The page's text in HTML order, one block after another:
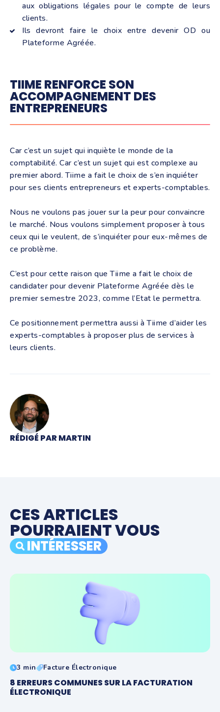
aux obligations légales pour le compte de leurs
clients.
Ils devront faire le choix entre devenir OD ou
Plateforme Agréée.
TIIME RENFORCE SON
ACCOMPAGNEMENT DES
ENTREPRENEURS
Car c’est un sujet qui inquiète le monde de la
comptabilité. Car c’est un sujet qui est complexe au
premier abord. Tiime a fait le choix de s’en inquiéter
pour ses clients entrepreneurs et experts-comptables.
Nous ne voulons pas jouer sur la peur pour convaincre
le marché. Nous voulons simplement proposer à tous
ceux qui le veulent, de s’inquiéter pour eux-mêmes de
ce problème.
C’est pour cette raison que Tiime a fait le choix de
candidater pour devenir Plateforme Agréée dès le
premier semestre 2023, comme l’Etat le permettra.
Ce positionnement permettra aussi à Tiime d’aider les
experts-comptables à proposer plus de services à
leurs clients.
RÉDIGÉ PAR MARTIN
CES ARTICLES
POURRAIENT VOUS
INTÉRESSER
3 min Facture Électronique
8 ERREURS COMMUNES SUR LA FACTURATION
ÉLECTRONIQUE